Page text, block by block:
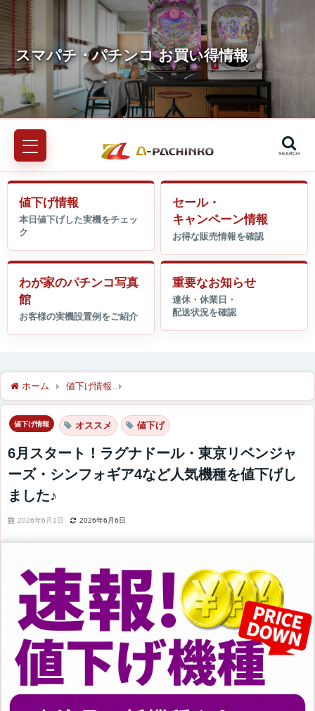
SEARCH
値下げ情報
セール・
キャンペーン情報
わが家のパチンコ写真
館
重要なお知らせ
ホーム 値下げ情報
値下げ情報 オススメ 値下げ
6月スタート！ラグナドール・東京リベンジャ
ーズ・シンフォギア4など人気機種を値下げし
ました♪
2026年6月1日 2026年6月6日